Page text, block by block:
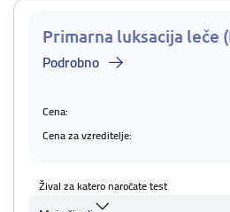
Primarna luksacija leče
Podrobno
Cena:
Cena za vzreditelje:
Žival za katero naročate test